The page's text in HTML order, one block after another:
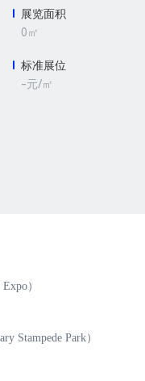
展览面积
0㎡
标准展位
-元/㎡
）
Stampede Park）